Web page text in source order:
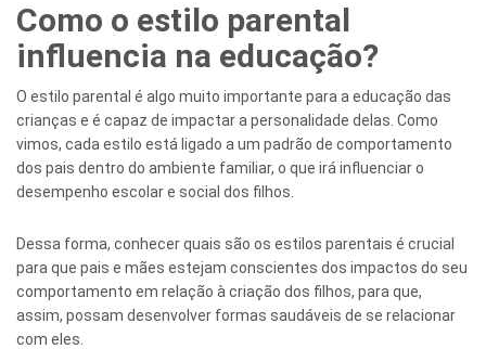
Como o estilo parental
influencia na educação?
O estilo parental é algo muito importante para a educação das
crianças e é capaz de impactar a personalidade delas. Como
vimos, cada estilo está ligado a um padrão de comportamento
dos pais dentro do ambiente familiar, o que irá influenciar o
desempenho escolar e social dos filhos.
Dessa forma, conhecer quais são os estilos parentais é crucial
para que pais e mães estejam conscientes dos impactos do seu
comportamento em relação à criação dos filhos, para que,
assim, possam desenvolver formas saudáveis de se relacionar
com eles.